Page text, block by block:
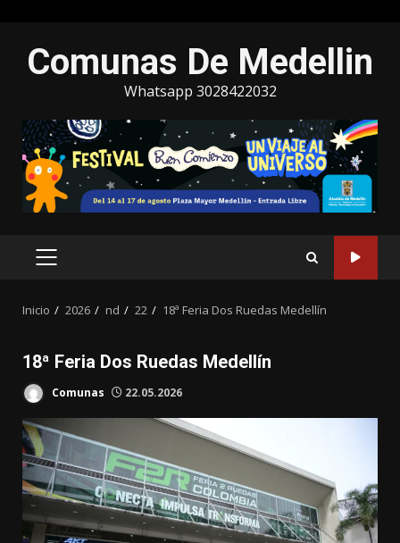
contenido
Comunas De Medellin
Whatsapp 3028422032
MENÚ
Inicio 2026 nd 22 18ª Feria Dos Ruedas Medellín
18ª Feria Dos Ruedas Medellín
Comunas 22.05.2026